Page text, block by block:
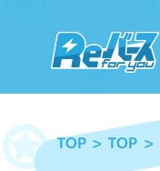
TOP TOP